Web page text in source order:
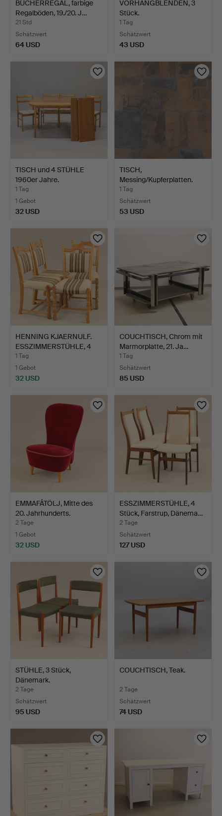
BÜCHERREGAL, farbige
Regalböden, 19./20. J…
21 Std
Schätzwert
64 USD
VORHANGBLENDEN, 3
Stück.
1 Tag
Schätzwert
43 USD
TISCH und 4 STÜHLE
1960er Jahre.
1 Tag
1 Gebot
32 USD
TISCH,
Messing/Kupferplatten.
1 Tag
Schätzwert
53 USD
HENNING KJAERNULF.
ESSZIMMERSTÜHLE, 4
Stüc…
1 Tag
1 Gebot
32 USD
COUCHTISCH, Chrom mit
Marmorplatte, 21. Ja…
1 Tag
Schätzwert
85 USD
EMMAFÅTÖLJ, Mitte des
20. Jahrhunderts.
2 Tage
1 Gebot
32 USD
ESSZIMMERSTÜHLE, 4
Stück, Farstrup, Dänema…
2 Tage
Schätzwert
127 USD
STÜHLE, 3 Stück,
Dänemark.
2 Tage
Schätzwert
95 USD
COUCHTISCH, Teak.
2 Tage
Schätzwert
74 USD